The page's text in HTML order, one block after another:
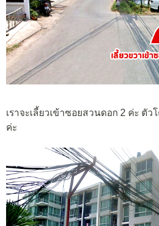
เราจะเลี้ยวเข้าซอยสวนดอก 2 ค่ะ ตัว
ค่ะ